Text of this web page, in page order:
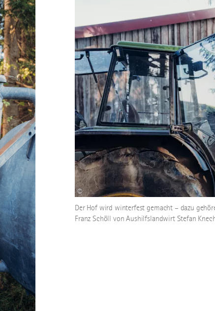
©
Der Hof wird winterfest gemacht – dazu
Franz Schöll von Aushilfslandwirt Stefan